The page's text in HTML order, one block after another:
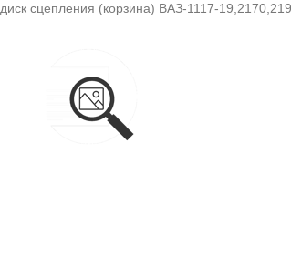
диск сцепления (корзина) ВАЗ-1117-